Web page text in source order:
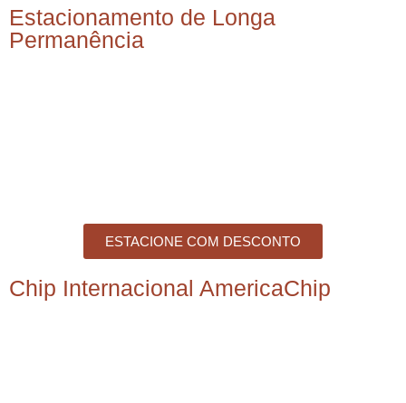
Estacionamento de Longa
Permanência
ESTACIONE COM DESCONTO
Chip Internacional AmericaChip